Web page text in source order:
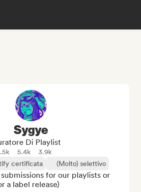
Sygye
Di Playlist
5.4k
3.9k
certificata
(Molto) selettivo
submissions for our playlists or
a label release)